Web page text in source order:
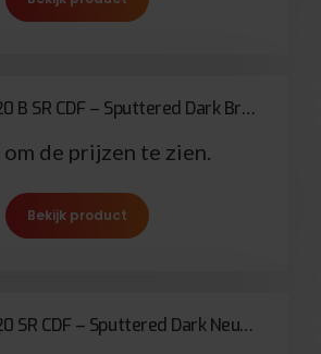
LLumar N 1020 B SR CDF – Sputtered Dark Bronze Solar Bronze 75
de prijzen te zien.
Bekijk product
LLumar N 1020 SR CDF – Sputtered Dark Neutral Stainless Steel 75